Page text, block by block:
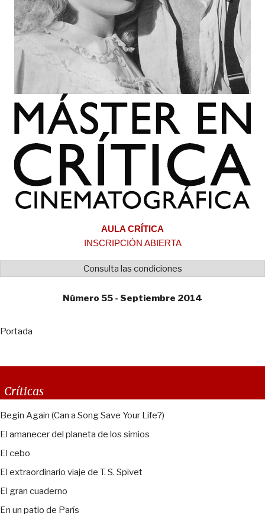
AULA CRÍTICA
INSCRIPCIÓN ABIERTA
Consulta las condiciones
Número 55 - Septiembre 2014
Portada
Críticas
Begin Again (Can a Song Save Your Life?)
El amanecer del planeta de los simios
El cebo
El extraordinario viaje de T. S. Spivet
El gran cuaderno
En un patio de París